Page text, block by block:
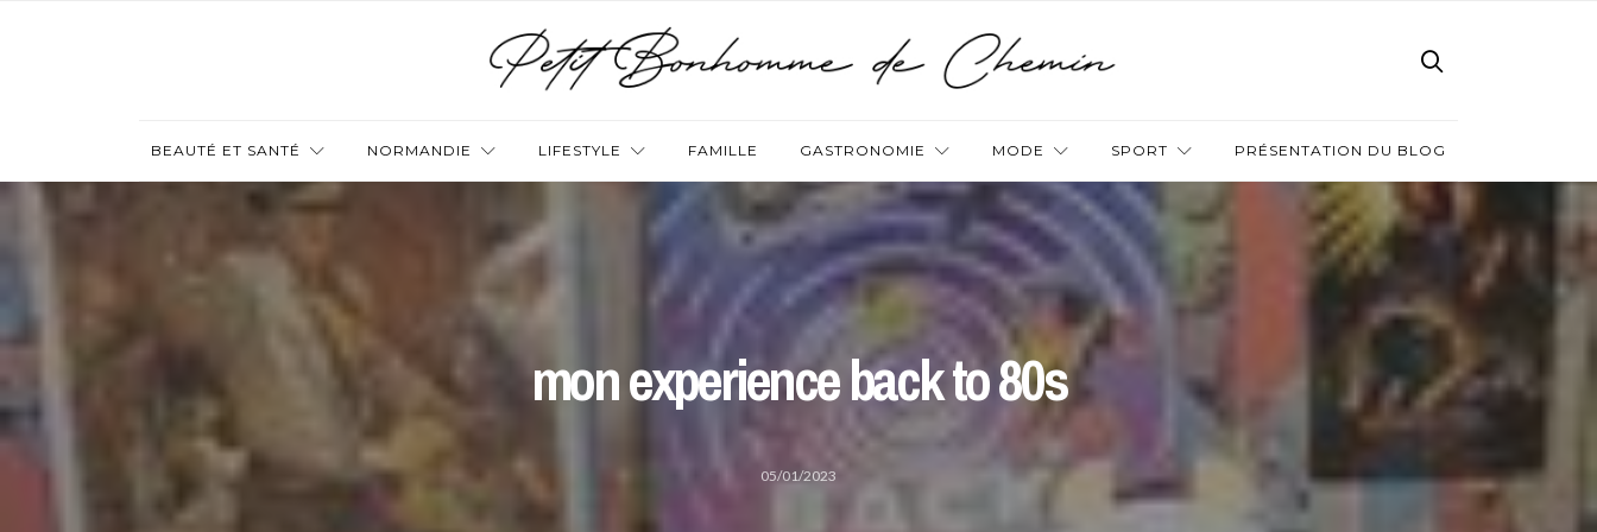
BEAUTÉ ET SANTÉ NORMANDIE LIFESTYLE FAMILLE GASTRONOMIE MODE SPORT PRÉSENTATION DU BLOG
mon experience back to 80s
05/01/2023